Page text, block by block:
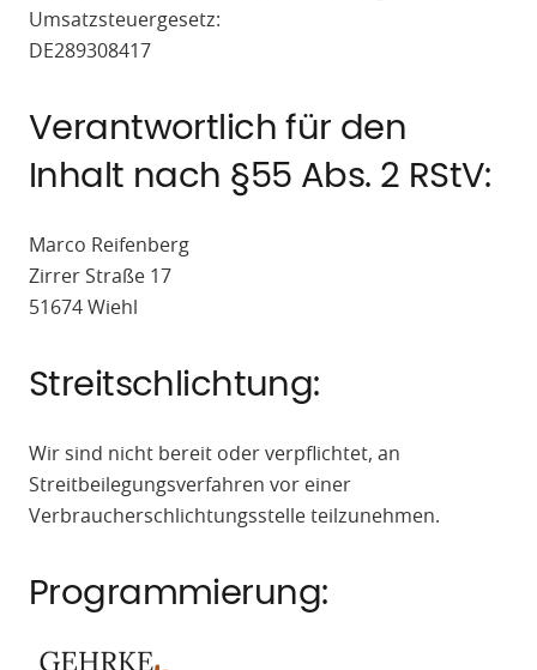
Umsatzsteuergesetz:
DE289308417
Verantwortlich für den
Inhalt nach §55 Abs. 2 RStV:
Marco Reifenberg
Zirrer Straße 17
51674 Wiehl
Streitschlichtung:
Wir sind nicht bereit oder verpflichtet, an
Streitbeilegungsverfahren vor einer
Verbraucherschlichtungsstelle teilzunehmen.
Programmierung: